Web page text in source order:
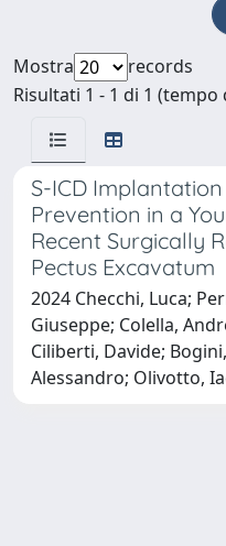
Mostra
records
Risultati 1 - 1 di 1 (tempo
S-ICD
Prevention in a
Recent Surgically
Pectus Excavatum
2024 Checchi, Luca;
Giuseppe; Colella,
Ciliberti, Davide;
Alessandro; Olivotto,